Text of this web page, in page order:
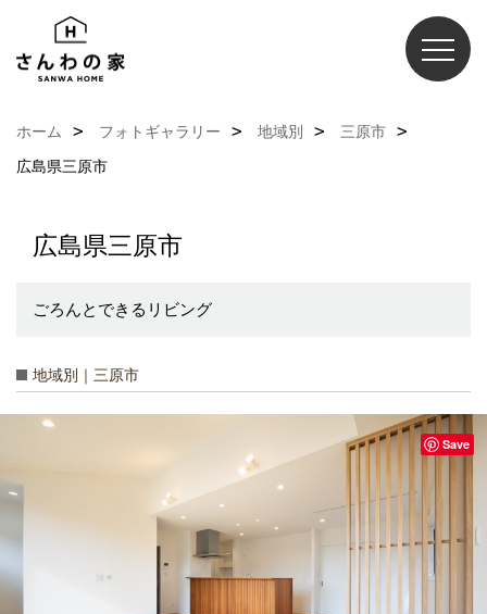
ホーム フォトギャラリー 地域別
三原市
広島県三原市
広島県三原市
ごろんとできるリビング
地域別｜三原市
Save